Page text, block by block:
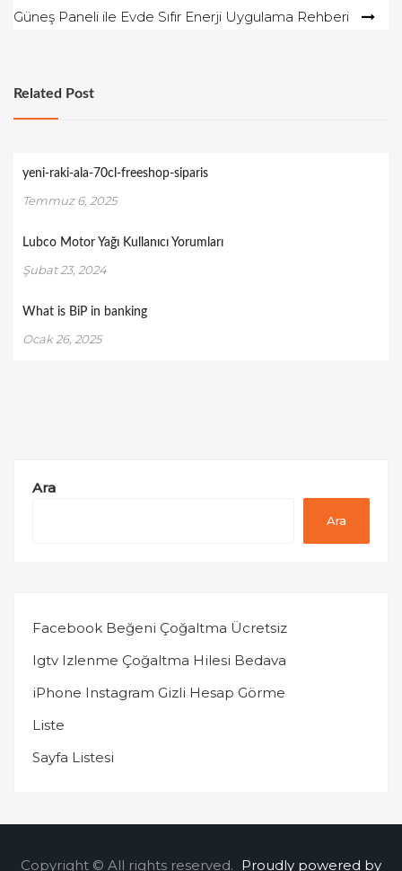
Güneş Paneli ile Evde Sıfır Enerji Uygulama Rehberi
Related Post
yeni-raki-ala-70cl-freeshop-siparis
Temmuz 6, 2025
Lubco Motor Yağı Kullanıcı Yorumları
Şubat 23, 2024
What is BiP in banking
Ocak 26, 2025
Ara
Ara
Facebook Beğeni Çoğaltma Ücretsiz
Igtv Izlenme Çoğaltma Hilesi Bedava
iPhone Instagram Gizli Hesap Görme
Liste
Sayfa Listesi
Copyright © All rights reserved. Proudly powered by